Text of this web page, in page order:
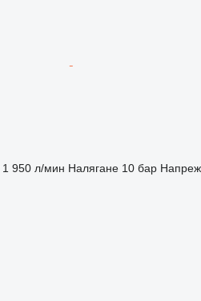
1 950 л/мин Налягане 10 бар